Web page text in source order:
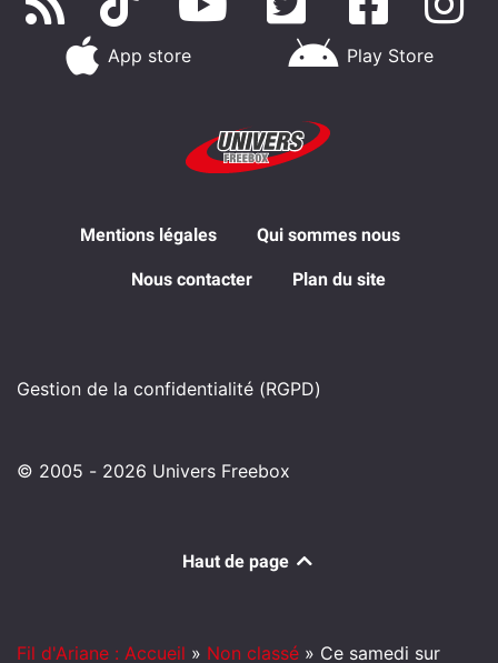
App store Play Store
Mentions légales Qui sommes nous
Nous contacter Plan du site
Gestion de la confidentialité (RGPD)
© 2005 - 2026 Univers Freebox
Haut de page
Fil d'Ariane : Accueil » Non classé » Ce samedi sur